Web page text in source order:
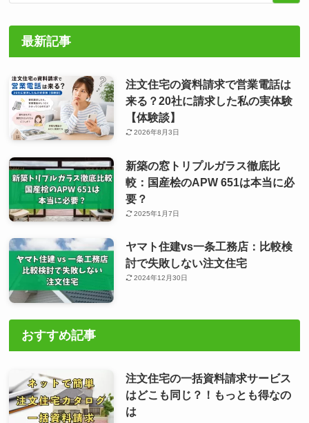
最新記事
注文住宅の資料請求で営業電話は
来る？20社に請求した私の実体験
【体験談】
2026年8月3日
新築の窓トリプルガラス徹底比
較：国産桧のAPW 651は本当に必
要？
2025年1月7日
ヤマト住建vs一条工務店：比較検
討で失敗しない注文住宅
2024年12月30日
おすすめ記事
注文住宅の一括資料請求サービス
はどこも同じ？！もっとも得なの
は